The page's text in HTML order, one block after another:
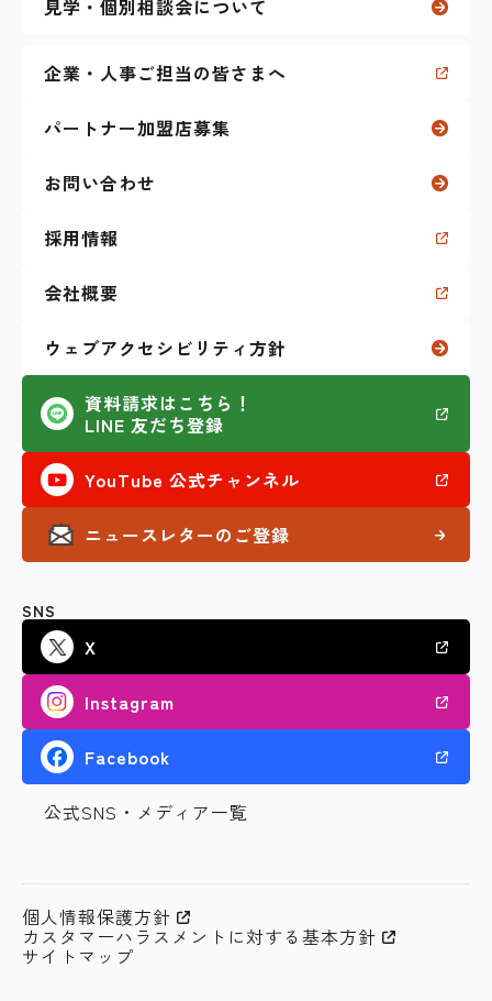
マイナーリーグ（障害者雇用 求人サイト）
その他（セミナーなど）
見学・個別相談会について
企業・人事ご担当の皆さまへ
パートナー加盟店募集
お問い合わせ
採用情報
会社概要
ウェブアクセシビリティ方針
資料請求はこちら！
LINE 友だち登録
YouTube 公式チャンネル
ニュースレターのご登録
SNS
X
Instagram
Facebook
公式SNS・メディア一覧
個人情報保護方針
カスタマーハラスメントに対する基本方針
サイトマップ